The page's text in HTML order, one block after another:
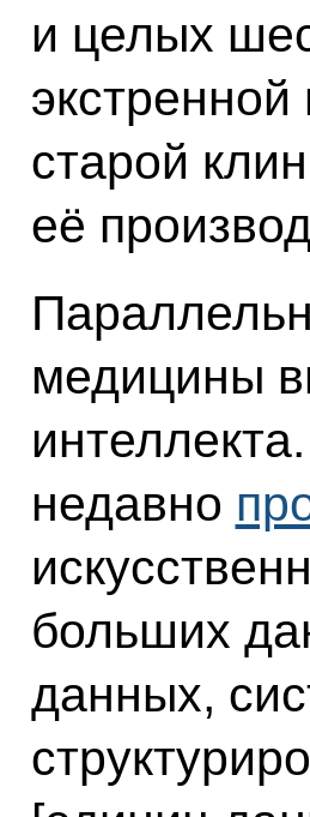
и целых
старой
её
медицины
недавно
больших
данных,